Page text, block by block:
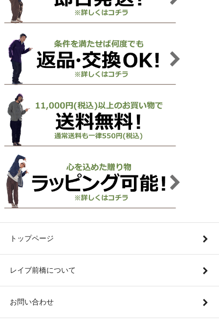
トップページ
レイブ前橋について
お問い合わせ